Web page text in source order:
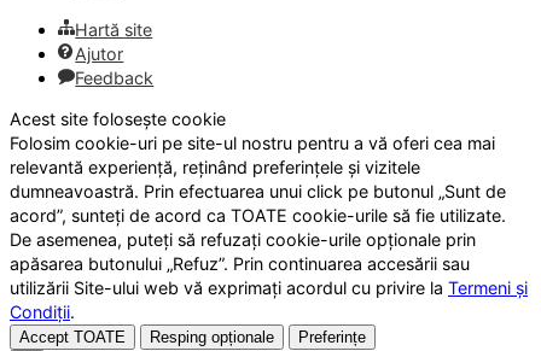
Hartă site
Ajutor
Feedback
Acest site folosește cookie
Folosim cookie-uri pe site-ul nostru pentru a vă oferi cea mai
relevantă experiență, reținând preferințele și vizitele
dumneavoastră. Prin efectuarea unui click pe butonul „Sunt de
acord”, sunteți de acord ca TOATE cookie-urile să fie utilizate.
De asemenea, puteți să refuzați cookie-urile opționale prin
apăsarea butonului „Refuz”. Prin continuarea accesării sau
utilizării Site-ului web vă exprimați acordul cu privire la Termeni și
Condiții.
Accept TOATE Resping opționale
Preferințe